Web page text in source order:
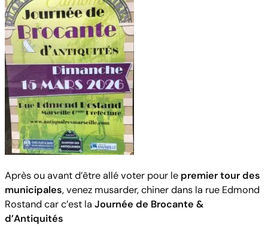
Après ou avant d’être allé voter pour le premier tour des
municipales, venez musarder, chiner dans la rue Edmond
Rostand car c’est la Journée de Brocante &
d’Antiquités